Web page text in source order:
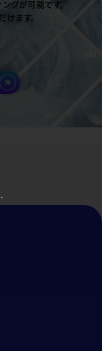
グが可能です。
ます。